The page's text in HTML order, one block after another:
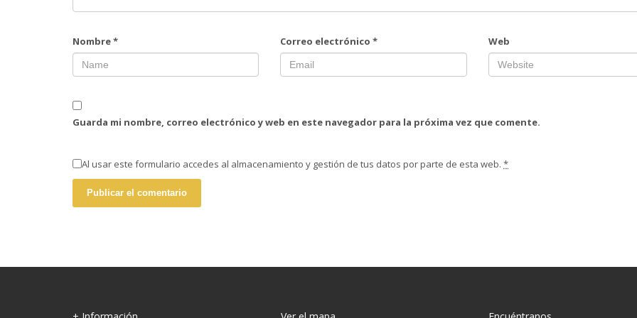
Nombre* Correo electrónico* Web
Guarda mi nombre, correo electrónico y web en este navegador para la próxima vez que comente.
Al usar este formulario accedes al almacenamiento y gestión de tus datos por parte de esta web. *